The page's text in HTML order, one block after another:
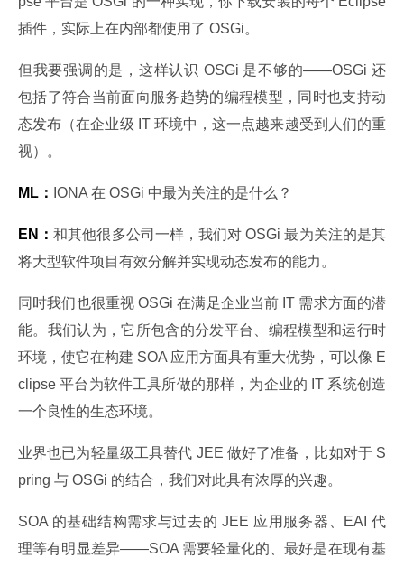
插件，实际上在内部都使用了 OSGi。
但我要强调的是，这样认识 OSGi 是不够的——OSGi 还
包括了符合当前面向服务趋势的编程模型，同时也支持动
态发布（在企业级 IT 环境中，这一点越来越受到人们的重
视）。
ML： IONA 在 OSGi 中最为关注的是什么？
EN：和其他很多公司一样，我们对 OSGi 最为关注的是其
将大型软件项目有效分解并实现动态发布的能力。
同时我们也很重视 OSGi 在满足企业当前 IT 需求方面的潜
能。我们认为，它所包含的分发平台、编程模型和运行时
环境，使它在构建 SOA 应用方面具有重大优势，可以像 E
clipse 平台为软件工具所做的那样，为企业的 IT 系统创造
一个良性的生态环境。
业界也已为轻量级工具替代 JEE 做好了准备，比如对于 S
pring 与 OSGi 的结合，我们对此具有浓厚的兴趣。
SOA 的基础结构需求与过去的 JEE 应用服务器、EAI 代
理等有明显差异——SOA 需要轻量化的、最好是在现有基